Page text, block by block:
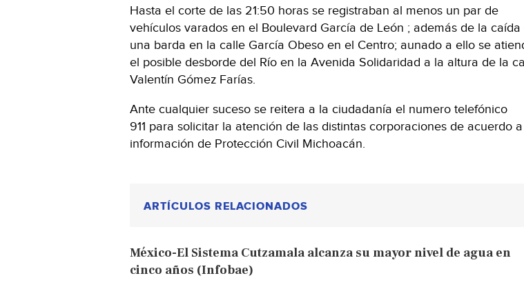
Hasta el corte de las 21:50 horas se registraban al menos un par de
vehículos varados en el Boulevard García de León ; además de la caída
una barda en la calle García Obeso en el Centro; aunado a ello se
el posible desborde del Río en la Avenida Solidaridad a la altura de la
Valentín Gómez Farías.
Ante cualquier suceso se reitera a la ciudadanía el numero telefónico
911 para solicitar la atención de las distintas corporaciones de acuerdo a
información de Protección Civil Michoacán.
ARTÍCULOS RELACIONADOS
México-El Sistema Cutzamala alcanza su mayor nivel de agua en
cinco años (Infobae)